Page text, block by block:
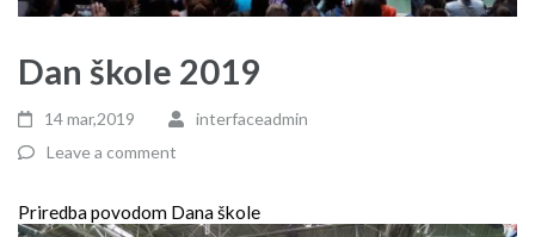
Dan škole 2019
14 mar,2019
interfaceadmin
Leave a comment
Priredba povodom Dana škole